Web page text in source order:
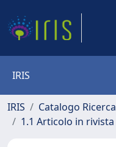
IRIS
IRIS Catalogo Ricerca
1.1 Articolo in rivista